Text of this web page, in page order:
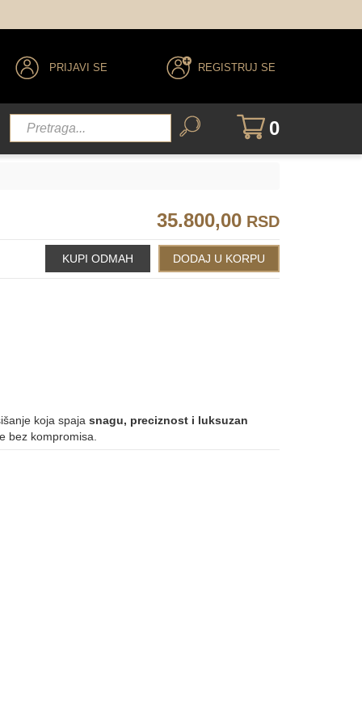
PRIJAVI SE REGISTRUJ SE
0
35.800,00 RSD
koja spajasnagu, preciznost i luksuzan
bez kompromisa.